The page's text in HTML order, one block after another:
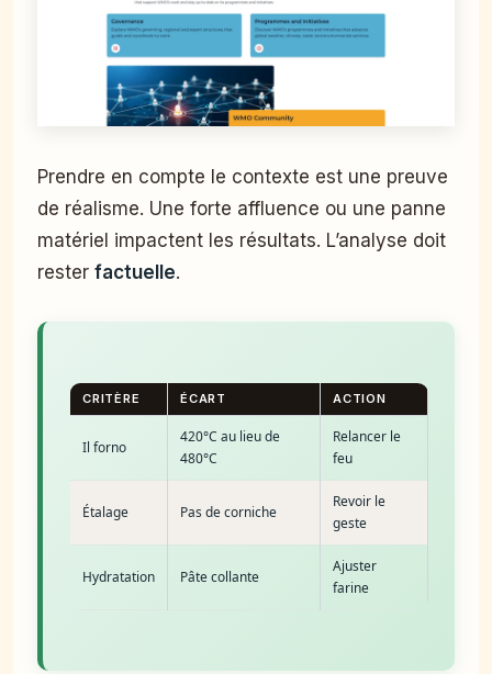
Prendre en compte le contexte est une preuve
de réalisme. Une forte affluence ou une panne
matériel impactent les résultats. L’analyse doit
rester factuelle.
CRITÈRE ÉCART ACTION
Il forno
420°C au lieu de
480°C
Relancer le
feu
Étalage Pas de corniche
Revoir le
geste
Hydratation Pâte collante
Ajuster
farine